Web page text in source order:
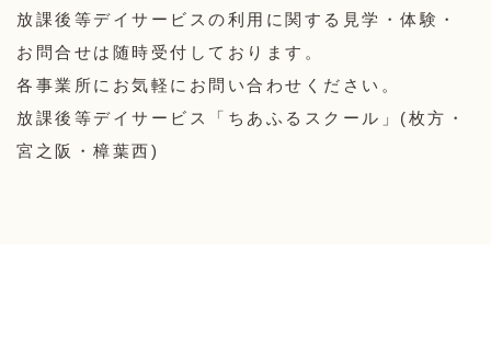
放課後等デイサービスの利用に関する見学・体験・
お問合せは随時受付しております。
各事業所にお気軽にお問い合わせください。
放課後等デイサービス「ちあふるスクール」(枚方・
宮之阪・樟葉西)